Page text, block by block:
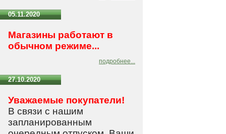
05.11.2020
Магазины работают в
обычном режиме...
подробнее...
27.10.2020
Уважаемые покупатели!
В связи с нашим
запланированным